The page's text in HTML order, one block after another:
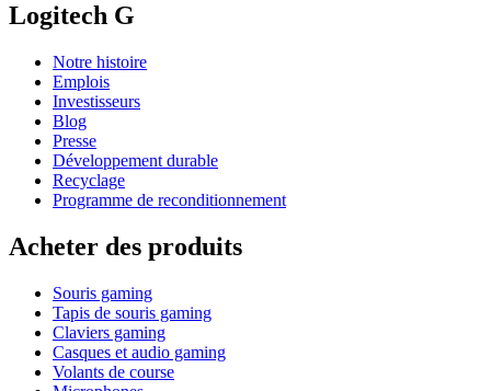
Logitech G
Notre histoire
Emplois
Investisseurs
Blog
Presse
Développement durable
Recyclage
Programme de reconditionnement
Acheter des produits
Souris gaming
Tapis de souris gaming
Claviers gaming
Casques et audio gaming
Volants de course